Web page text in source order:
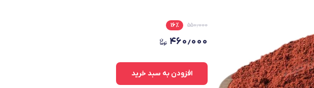
۵۵۰٫۰۰۰ ۱۶٪
۴۶۰٫۰۰۰
افزودن به سبد خرید